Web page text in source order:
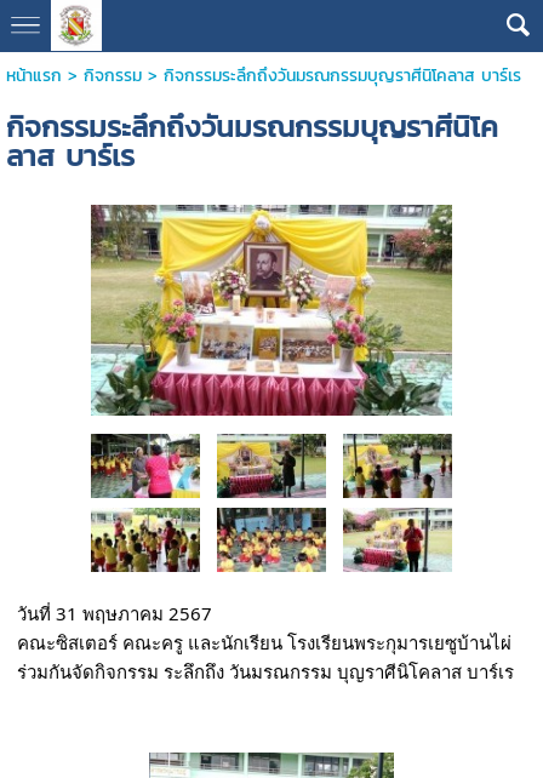
หน้าแรก > กิจกรรม> กิจกรรมระลึกถึงวันมรณกรรมบุญราศีนิโคลาส บาร์เร
กิจกรรมระลึกถึงวันมรณกรรมบุญราศีนิโค
ลาส บาร์เร
วันที่ 31 พฤษภาคม 2567
คณะซิสเตอร์ คณะครู และนักเรียน โรงเรียนพระกุมารเยซูบ้านไผ่
ร่วมกันจัดกิจกรรม ระลึกถึง วันมรณกรรม บุญราศีนิโคลาส บาร์เร